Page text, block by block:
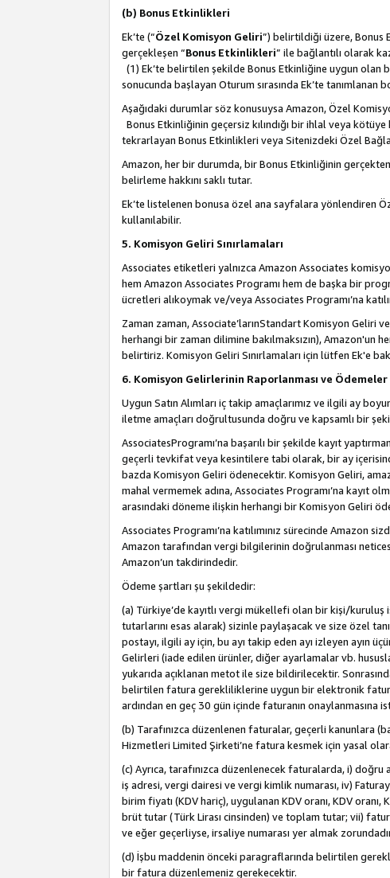
(b) Bonus Etkinlikleri
Ek’te (“Özel Komisyon Geliri”) belirtildiği üzere, Bonus
gerçekleşen “Bonus Etkinlikleri” ile bağlantılı olarak
(1) Ek’te belirtilen şekilde Bonus Etkinliğine uygun olan
sonucunda başlayan Oturum sırasında Ek’te tanımlanan
Aşağıdaki durumlar söz konusuysa Amazon, Özel
Bonus Etkinliğinin geçersiz kılındığı bir ihlal veya
tekrarlayan Bonus Etkinlikleri veya Sitenizdeki Özel
Amazon, her bir durumda, bir Bonus Etkinliğinin
belirleme hakkını saklı tutar.
Ek’te listelenen bonusa özel ana sayfalara yönlendiren
kullanılabilir.
5. Komisyon Geliri Sınırlamaları
Associates etiketleri yalnızca Amazon Associates
hem Amazon Associates Programı hem de başka bir
ücretleri alıkoymak ve/veya Associates Programı’na
Zaman zaman, Associate’larınStandart Komisyon Geliri
herhangi bir zaman dilimine bakılmaksızın), Amazon'un
belirtiriz. Komisyon Geliri Sınırlamaları için lütfen Ek'e
6. Komisyon Gelirlerinin Raporlanması ve Ödemeler
Uygun Satın Alımları iç takip amaçlarımız ve ilgili ay
iletme amaçları doğrultusunda doğru ve kapsamlı bir
AssociatesProgramı’na başarılı bir şekilde kayıt
geçerli tevkifat veya kesintilere tabi olarak, bir ay
bazda Komisyon Geliri ödenecektir. Komisyon Geliri,
mahal vermemek adına, Associates Programı’na kayıt
arasındaki döneme ilişkin herhangi bir Komisyon Geliri
Associates Programı’na katılımınız sürecinde
Amazon tarafından vergi bilgilerinin doğrulanması
Amazon’un takdirindedir.
Ödeme şartları şu şekildedir:
(a) Türkiye’de kayıtlı vergi mükellefi olan bir kişi/kuruluş
tutarlarını esas alarak) sizinle paylaşacak ve size özel
postayı, ilgili ay için, bu ayı takip eden ayı izleyen ayın
Gelirleri (iade edilen ürünler, diğer ayarlamalar vb.
yukarıda açıklanan metot ile size bildirilecektir.
belirtilen fatura gerekliliklerine uygun bir elektronik
ardından en geç 30 gün içinde faturanın onaylanmasına
(b) Tarafınızca düzenlenen faturalar, geçerli kanunlara
Hizmetleri Limited Şirketi’ne fatura kesmek için yasal
(c) Ayrıca, tarafınızca düzenlenecek faturalarda, i) doğru
iş adresi, vergi dairesi ve vergi kimlik numarası, iv)
birim fiyatı (KDV hariç), uygulanan KDV oranı, KDV
brüt tutar (Türk Lirası cinsinden) ve toplam tutar; vii)
ve eğer geçerliyse, irsaliye numarası yer almak
(d) İşbu maddenin önceki paragraflarında belirtilen
bir fatura düzenlemeniz gerekecektir.